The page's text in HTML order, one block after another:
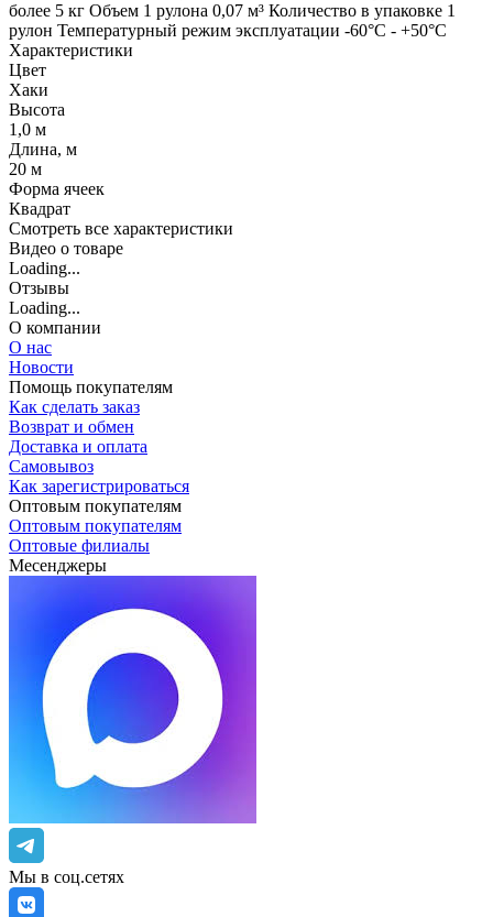
более 5 кг Объем 1 рулона 0,07 м³ Количество в упаковке 1
рулон Температурный режим эксплуатации -60°С - +50°С
Характеристики
Цвет
Хаки
Высота
1,0 м
Длина, м
20 м
Форма ячеек
Квадрат
Cмотреть все характеристики
Видео о товаре
Loading...
Отзывы
Loading...
О компании
О нас
Новости
Помощь покупателям
Как сделать заказ
Возврат и обмен
Доставка и оплата
Самовывоз
Как зарегистрироваться
Оптовым покупателям
Оптовым покупателям
Оптовые филиалы
Месенджеры
Мы в соц.сетях